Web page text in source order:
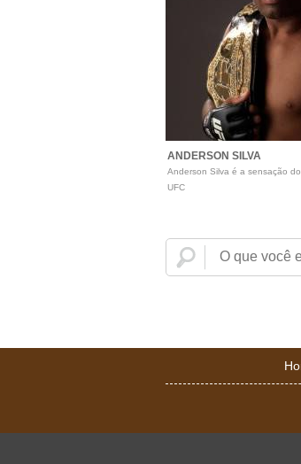
ANDERSON SILVA
Anderson Silva é a sensação
UFC